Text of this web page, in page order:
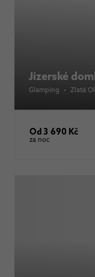
Jizerské
Glamping • Zlatá
Od 3 690 Kč
za noc